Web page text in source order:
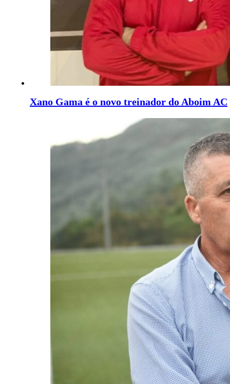
Xano Gama é o novo treinador do Aboim AC